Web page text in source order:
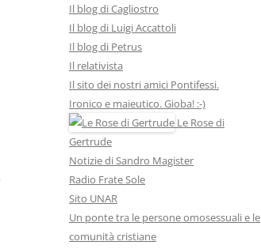
Il blog di Cagliostro
Il blog di Luigi Accattoli
Il blog di Petrus
Il relativista
Il sito dei nostri amici Pontifessi.
Ironico e maieutico. Gioba! :-)
Le Rose di
Gertrude
Notizie di Sandro Magister
Radio Frate Sole
Sito UNAR
Un ponte tra le persone omosessuali e le
comunità cristiane